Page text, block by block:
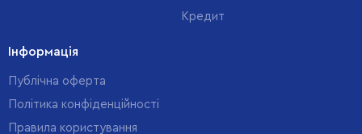
Кредит
Інформація
Публічна оферта
Політика конфіденційності
Правила користування